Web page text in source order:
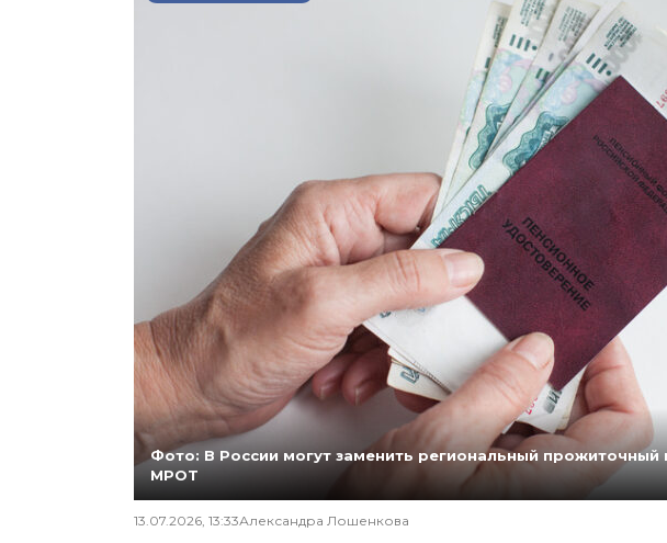
Фото: В России могут заменить региональный
МРОТ
13.07.2026, 13:33Александра Лошенкова